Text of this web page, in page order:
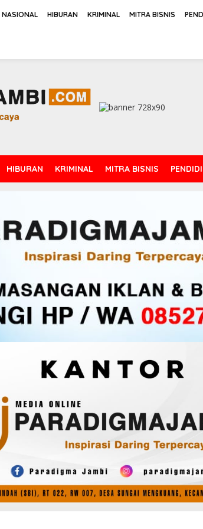
NASIONAL HIBURAN KRIMINAL MITRA BISNIS
HIBURAN KRIMINAL MITRA BISNIS